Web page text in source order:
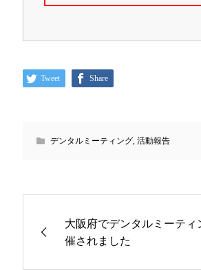
Tweet Share
デンタルミーティング, 活動報告
大阪府でデンタルミーティ
催されました